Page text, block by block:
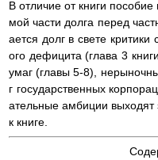
В отличие от книги
мой части долга перед
ается долг в свете
ого дефицита (глава 3
умаг (главы 5-8),
г государственных
ательные амбиции выходят
к книге.